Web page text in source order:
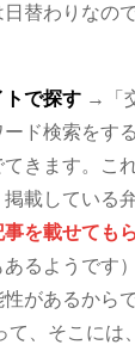
替わりなの
で探す →「
ド検索をす
きます。こ
載している
を載せても
るようです）
があるから
て、そこには